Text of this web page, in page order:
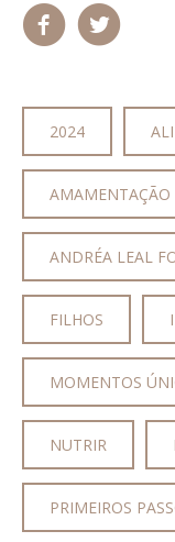
2024
AMAMENTAÇÃO
ANDRÉA LEAL
FILHOS
MOMENTOS
NUTRIR
PRIMEIROS